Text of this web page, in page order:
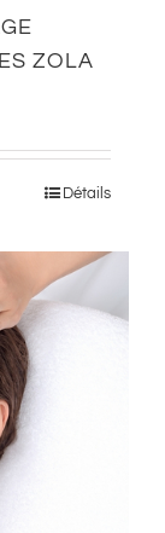
ZOLA
Détails